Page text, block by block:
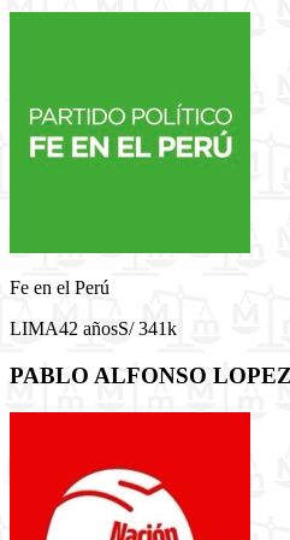
Fe en el Perú
LIMA42 añosS/ 341k
PABLO ALFONSO